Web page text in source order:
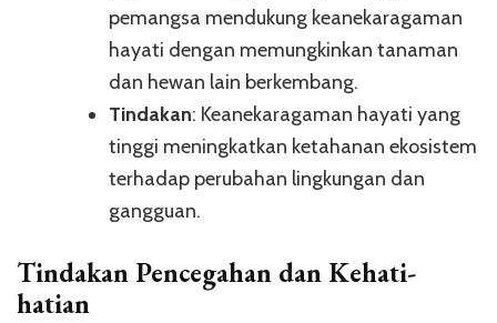
pemangsa mendukung keanekaragaman
hayati dengan memungkinkan tanaman
dan hewan lain berkembang.
Tindakan: Keanekaragaman hayati yang
tinggi meningkatkan ketahanan ekosistem
terhadap perubahan lingkungan dan
gangguan.
Tindakan Pencegahan dan Kehati-
hatian